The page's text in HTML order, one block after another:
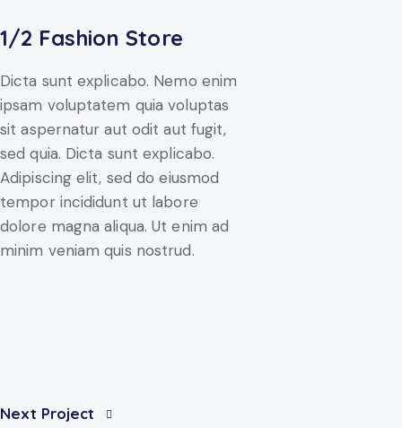
1/2 Fashion Store
Dicta sunt explicabo. Nemo enim
ipsam voluptatem quia voluptas
sit aspernatur aut odit aut fugit,
sed quia. Dicta sunt explicabo.
Adipiscing elit, sed do eiusmod
tempor incididunt ut labore
dolore magna aliqua. Ut enim ad
minim veniam quis nostrud.
Next Project